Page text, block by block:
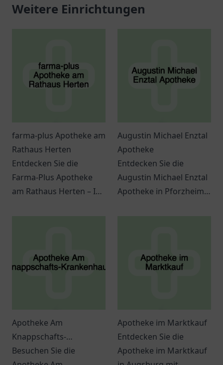
Weitere Einrichtungen
farma-plus Apotheke am
Rathaus Herten
Entdecken Sie die
Farma-Plus Apotheke
am Rathaus Herten – Ihr
Augustin Michael Enztal
Apotheke
Entdecken Sie die
Augustin Michael Enztal
Apotheke in Pforzheim
Apotheke Am
Knappschafts-
Krankenhaus
Besuchen Sie die
Apotheke im Marktkauf
Entdecken Sie die
Apotheke im Marktkauf